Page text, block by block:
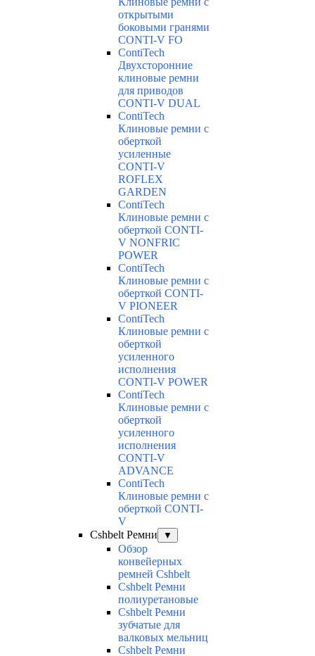
открытыми
боковыми гранями
CONTI-V FO
ContiTech
Двухсторонние
клиновые ремни
для приводов
CONTI-V DUAL
ContiTech
Клиновые ремни с
оберткой
усиленные
CONTI-V
ROFLEX
GARDEN
ContiTech
Клиновые ремни с
оберткой CONTI-
V NONFRIC
POWER
ContiTech
Клиновые ремни с
оберткой CONTI-
V PIONEER
ContiTech
Клиновые ремни с
оберткой
усиленного
исполнения
CONTI-V POWER
ContiTech
Клиновые ремни с
оберткой
усиленного
исполнения
CONTI-V
ADVANCE
ContiTech
Клиновые ремни с
оберткой CONTI-
V
Cshbelt Ремни
▼
Обзор
конвейерных
ремней Cshbelt
Cshbelt Ремни
полиуретановые
Cshbelt Ремни
зубчатые для
валковых мельниц
Cshbelt Ремни